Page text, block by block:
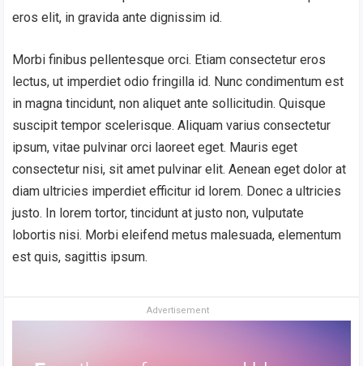
eros elit, in gravida ante dignissim id.
Morbi finibus pellentesque orci. Etiam consectetur eros
lectus, ut imperdiet odio fringilla id. Nunc condimentum est
in magna tincidunt, non aliquet ante sollicitudin. Quisque
suscipit tempor scelerisque. Aliquam varius consectetur
ipsum, vitae pulvinar orci laoreet eget. Mauris eget
consectetur nisi, sit amet pulvinar elit. Aenean eget dolor at
diam ultricies imperdiet efficitur id lorem. Donec a ultricies
justo. In lorem tortor, tincidunt at justo non, vulputate
lobortis nisi. Morbi eleifend metus malesuada, elementum
est quis, sagittis ipsum.
Advertisement